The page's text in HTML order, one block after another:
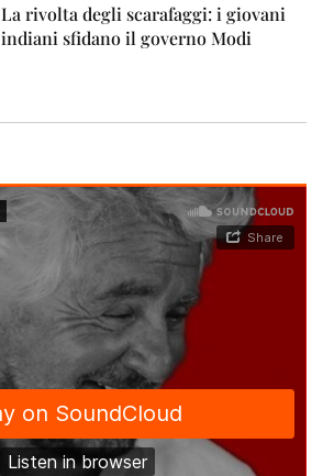
La rivolta degli scarafaggi: i giovani
indiani sfidano il governo Modi